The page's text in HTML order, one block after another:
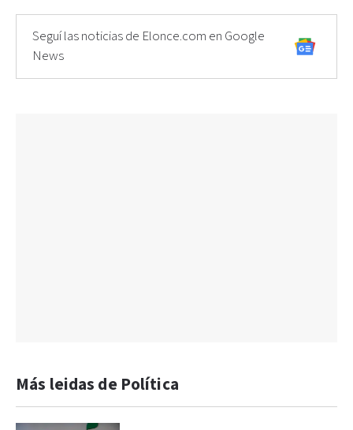
Seguí las noticias de Elonce.com en Google
News
Más leidas de Política